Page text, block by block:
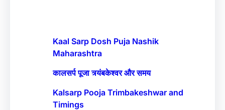
Kaal Sarp Dosh Puja Nashik
Maharashtra
कालसर्प पूजा त्र्यंबकेश्वर और समय
Kalsarp Pooja Trimbakeshwar and
Timings